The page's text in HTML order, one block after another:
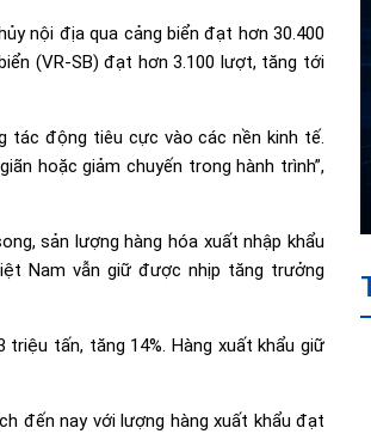
nội địa qua cảng biển đạt hơn 30.400
(VR-SB) đạt hơn 3.100 lượt, tăng tới
tác động tiêu cực vào các nền kinh tế.
hoặc giảm chuyến trong hành trình”,
sản lượng hàng hóa xuất nhập khẩu
Nam vẫn giữ được nhịp tăng trưởng
triệu tấn, tăng 14%. Hàng xuất khẩu giữ
đến nay với lượng hàng xuất khẩu đạt